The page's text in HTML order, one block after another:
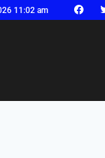
11:02 am